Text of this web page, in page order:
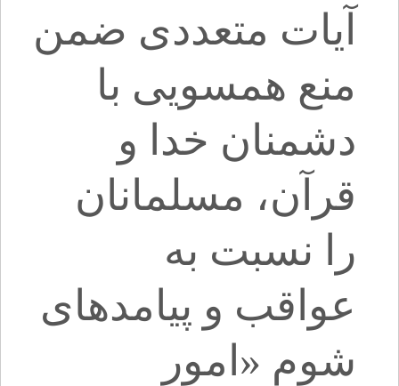
آیات متعددی ضمن
منع همسویی با
دشمنان خدا و
قرآن، مسلمانان
را نسبت به
عواقب و پیامدهای
شوم «امور